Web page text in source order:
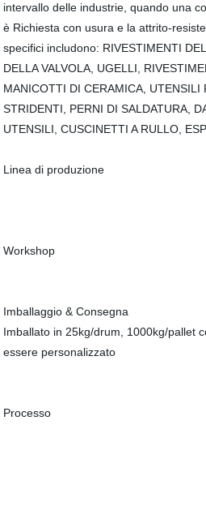
intervallo delle industrie, quando una
è Richiesta con usura e la attrito-
specifici includono: RIVESTIMENTI
DELLA VALVOLA, UGELLI,
MANICOTTI DI CERAMICA, UTENSILI
STRIDENTI, PERNI DI SALDATURA,
UTENSILI, CUSCINETTI A RULLO,
Linea di produzione
Workshop
Imballaggio & Consegna
Imballato in 25kg/drum, 1000kg/pallet
essere personalizzato
Processo